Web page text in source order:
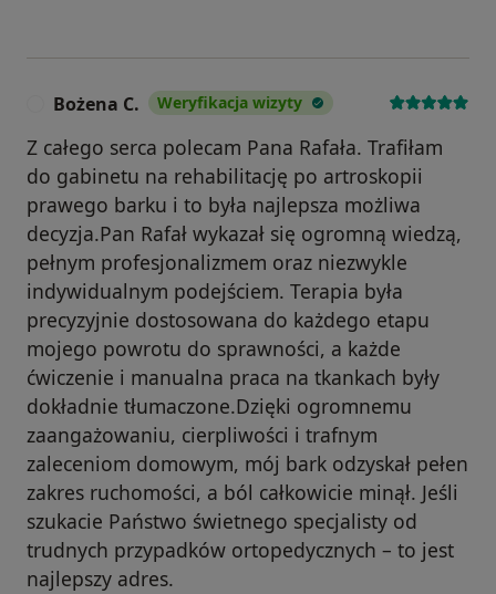
Bożena C. Weryfikacja wizyty
Z całego serca polecam Pana Rafała. Trafiłam
do gabinetu na rehabilitację po artroskopii
prawego barku i to była najlepsza możliwa
decyzja.Pan Rafał wykazał się ogromną wiedzą,
pełnym profesjonalizmem oraz niezwykle
indywidualnym podejściem. Terapia była
precyzyjnie dostosowana do każdego etapu
mojego powrotu do sprawności, a każde
ćwiczenie i manualna praca na tkankach były
dokładnie tłumaczone.Dzięki ogromnemu
zaangażowaniu, cierpliwości i trafnym
zaleceniom domowym, mój bark odzyskał pełen
zakres ruchomości, a ból całkowicie minął. Jeśli
szukacie Państwo świetnego specjalisty od
trudnych przypadków ortopedycznych – to jest
najlepszy adres.